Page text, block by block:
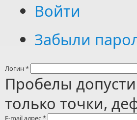
Войти
Забыли
Логин *
Пробелы
только точки,
E-mail адрес*